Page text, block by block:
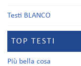
Testi BLANCO
TOP TESTI
Più bella cosa